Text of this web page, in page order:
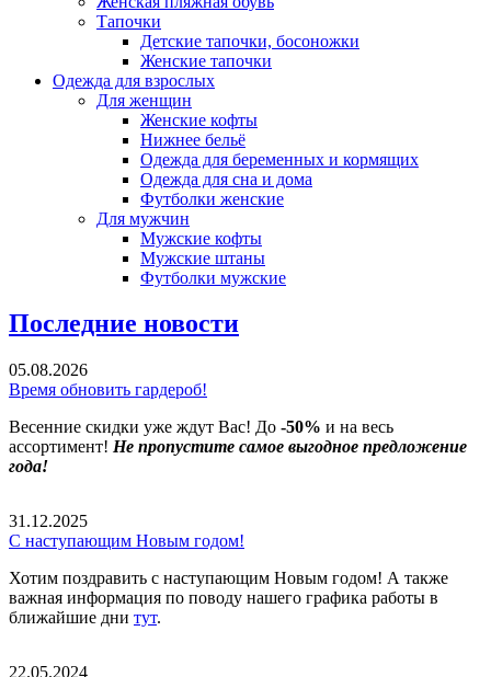
Тапочки
Детские тапочки, босоножки
Женские тапочки
Одежда для взрослых
Для женщин
Женские кофты
Нижнее бельё
Одежда для беременных и кормящих
Одежда для сна и дома
Футболки женские
Для мужчин
Мужские кофты
Мужские штаны
Футболки мужские
Последние новости
05.08.2026
Время обновить гардероб!
Весенние скидки уже ждут Вас! До -50% и на весь
ассортимент! Не пропустите самое выгодное предложение
года!
31.12.2025
С наступающим Новым годом!
Хотим поздравить с наступающим Новым годом! А также
важная информация по поводу нашего графика работы в
ближайшие дни тут.
22.05.2024